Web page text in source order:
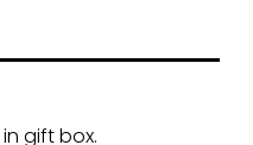
gift box.